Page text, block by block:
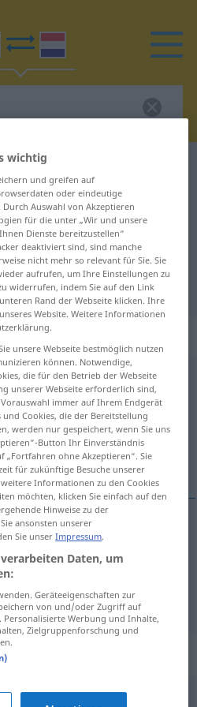
Wörterbuch
"aufdrängen"
anklicken/antippen)
"aufdrängen"
wichtig
und greifen auf
oder eindeutige
Auswahl von Akzeptieren
für die unter „Wir und unsere
Dienste bereitzustellen“
deaktiviert sind, sind manche
nicht mehr so relevant für Sie. Sie
aufrufen, um Ihre Einstellungen zu
widerrufen, indem Sie auf den Link
Rand der Webseite klicken. Ihre
Website. Weitere Informationen
unsere Webseite bestmöglich nutzen
können. Notwendige,
die für den Betrieb der Webseite
unserer Webseite erforderlich sind,
immer auf Ihrem Endgerät
Cookies, die der Bereitstellung
werden nur gespeichert, wenn Sie uns
Button Ihr Einverständnis
„Fortfahren ohne Akzeptieren“. Sie
für zukünftige Besuche unserer
Informationen zu den Cookies
möchten, klicken Sie einfach auf den
Hinweise zu der
ansonsten unserer
Sie unserImpressum.
Daten, um
Geräteeigenschaften zur
von und/oder Zugriff auf
Werbung und Inhalte,
Zielgruppenforschung und